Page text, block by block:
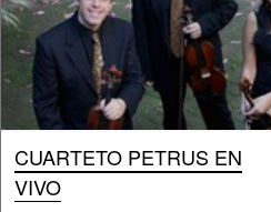
CUARTETO PETRUS EN
VIVO